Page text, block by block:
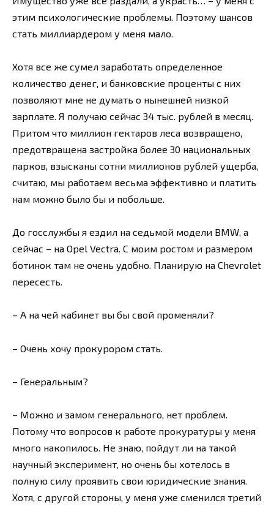
этим психологические проблемы. Поэтому шансов
стать миллиардером у меня мало.
Хотя все же сумел заработать определенное
количество денег, и банковские проценты с них
позволяют мне не думать о нынешней низкой
зарплате. Я получаю сейчас 34 тыс. рублей в месяц.
Притом что миллион гектаров леса возвращено,
предотвращена застройка более 30 национальных
парков, взысканы сотни миллионов рублей ущерба,
считаю, мы работаем весьма эффективно и платить
нам можно было бы и побольше.
До госслужбы я ездил на седьмой модели BMW, а
сейчас – на Opel Vectra. С моим ростом и размером
ботинок там не очень удобно. Планирую на Chevrolet
пересесть.
– А на чей кабинет вы бы свой променяли?
– Очень хочу прокурором стать.
– Генеральным?
– Можно и замом генерального, нет проблем.
Потому что вопросов к работе прокуратуры у меня
много накопилось. Не знаю, пойдут ли на такой
научный эксперимент, но очень бы хотелось в
полную силу проявить свои юридические знания.
Хотя, с другой стороны, у меня уже сменился третий